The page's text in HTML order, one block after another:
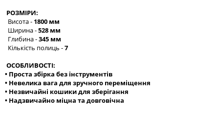
РОЗМІРИ:
Висота - 1800 мм
Ширина -528 мм
Глибина -345 мм
Кількість полиць -7
ОСОБЛИВОСТІ:
• Проста збірка без інструментів
• Невелика вага для зручного переміщення
• Незвичайні кошики для зберігання
• Надзвичайно міцна та довговічна